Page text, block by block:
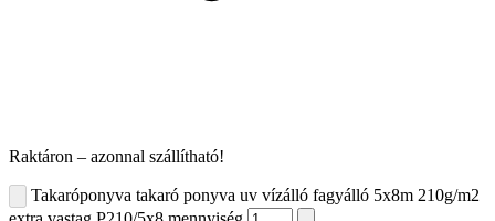
Raktáron – azonnal szállítható!
Takaróponyva takaró ponyva uv vízálló fagyálló 5x8m 210g/m2